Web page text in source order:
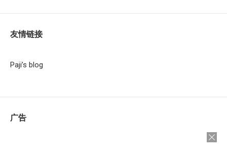
友情链接
Paji’s blog
广告